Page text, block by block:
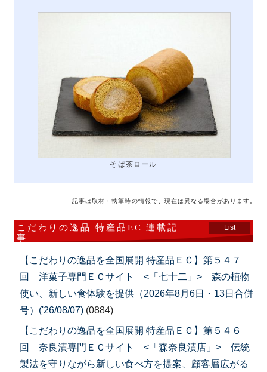
そば茶ロール
記事は取材・執筆時の情報で、現在は異なる場合があります。
こだわりの逸品 特産品EC 連載記
事
List
【こだわりの逸品を全国展開 特産品ＥＣ】第５４７
回 洋菓子専門ＥＣサイト <「七十二」> 森の植物
使い、新しい食体験を提供（2026年8月6日・13日合併
号）('26/08/07) (0884)
【こだわりの逸品を全国展開 特産品ＥＣ】第５４６
回 奈良漬専門ＥＣサイト <「森奈良漬店」> 伝統
製法を守りながら新しい食べ方を提案、顧客層広がる